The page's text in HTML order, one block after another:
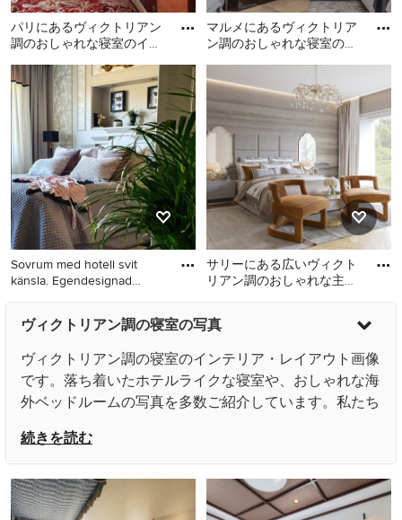
パリにあるヴィクトリアン
調のおしゃれな寝室のイン
パリにあるヴィクトリアン
調のおしゃれな寝室のイン
テリア
マルメにあるヴィクトリア
ン調のおしゃれな寝室のレ
マルメにあるヴィクトリア
ン調のおしゃれな寝室のレ
イアウト
Sovrum med hotell svit
känsla. Egendesignad
他の地域にある中くらいな
ヴィクトリアン調のおしゃ
無垢フローリング、茶色い
床、パネル壁)
サリーにある広いヴィクト
リアン調のおしゃれな主寝
サリーにある広いヴィクト
リアン調のおしゃれな主寝
の床、壁紙) のインテリア
ヴィクトリアン調の寝室の写真
ヴィクトリアン調の寝室のインテリア・レイアウト画像
です。落ち着いたホテルライクな寝室や、おしゃれな海
外ベッドルームの写真を多数ご紹介しています。私たち
だからこそ、寝室のレイアウトにこだわりませんか？
プライベートな部屋である寝室では、自分の趣味を反映
させやすいといえます。風水にこだわるもよし、個性的
な照明を用いるもよし、お気に入りのアートを飾るもよ
続きを読む